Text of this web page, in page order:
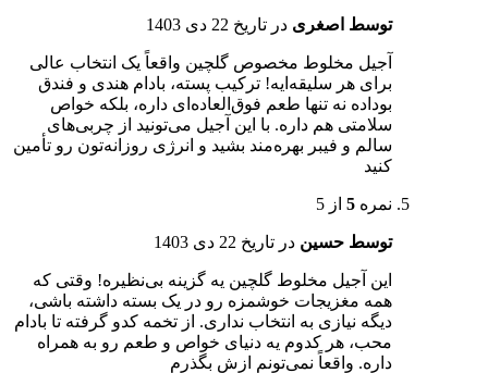
توسط اصغری در تاریخ 22 دی 1403
آجیل مخلوط مخصوص گلچین واقعاً یک انتخاب عالی
برای هر سلیقه‌ایه! ترکیب پسته، بادام هندی و فندق
بوداده نه تنها طعم فوق‌العاده‌ای داره، بلکه خواص
سلامتی هم داره. با این آجیل می‌تونید از چربی‌های
سالم و فیبر بهره‌مند بشید و انرژی روزانه‌تون رو تأمین
کنید
نمره 5 از 5
توسط حسین در تاریخ 22 دی 1403
این آجیل مخلوط گلچین یه گزینه بی‌نظیره! وقتی که
همه مغزیجات خوشمزه رو در یک بسته داشته باشی،
دیگه نیازی به انتخاب نداری. از تخمه کدو گرفته تا بادام
محب، هر کدوم یه دنیای خواص و طعم رو به همراه
داره. واقعاً نمی‌تونم ازش بگذرم